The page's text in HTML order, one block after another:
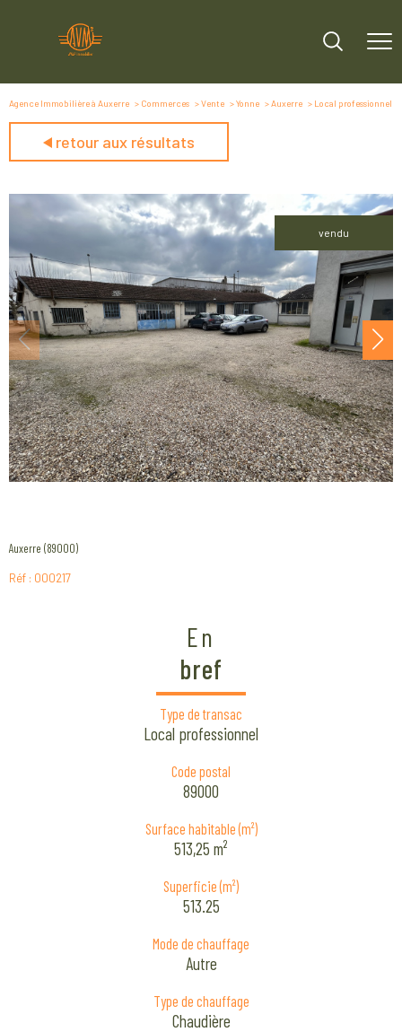
Agence Immobilière à Auxerre Commerces Vente Yonne Auxerre Local professionnel
retour aux résultats
vendu
Auxerre (89000)
Réf : 000217
En
bref
Type de transac
Local professionnel
Code postal
89000
Surface habitable (m²)
513,25 m²
Superficie (m²)
513.25
Mode de chauffage
Autre
Type de chauffage
Chaudière